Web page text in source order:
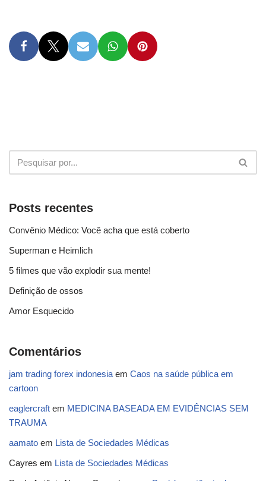
Posts recentes
Convênio Médico: Você acha que está coberto
Superman e Heimlich
5 filmes que vão explodir sua mente!
Definição de ossos
Amor Esquecido
Comentários
jam trading forex indonesia em Caos na saúde pública em
cartoon
eaglercraft em MEDICINA BASEADA EM EVIDÊNCIAS SEM
TRAUMA
aamato em Lista de Sociedades Médicas
Cayres em Lista de Sociedades Médicas